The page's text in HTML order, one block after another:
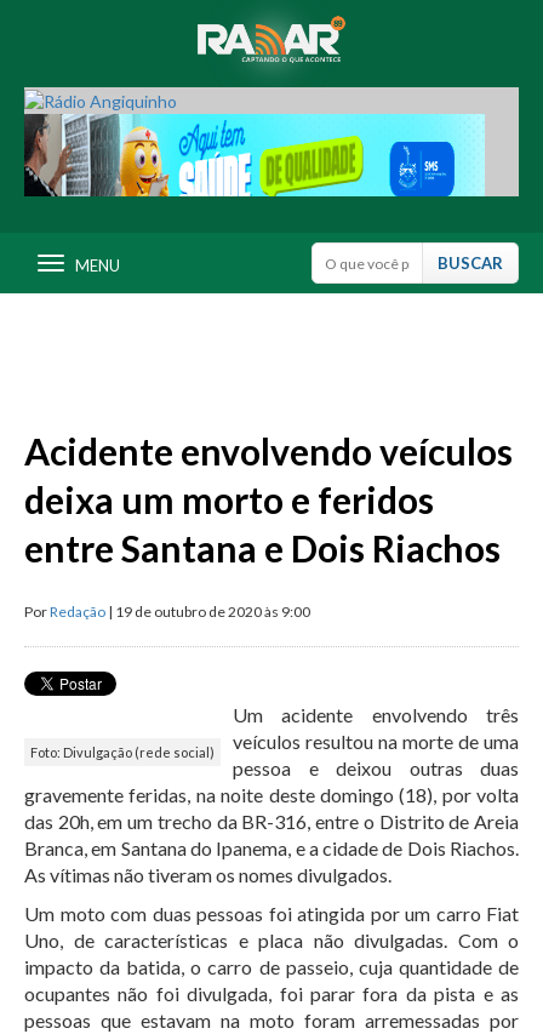
MENU
Acidente envolvendo veículos
deixa um morto e feridos
entre Santana e Dois Riachos
PorRedação | 19 de outubro de 2020 às 9:00
Foto: Divulgação (rede social)
Um acidente envolvendo três
veículos resultou na morte de uma
pessoa e deixou outras duas
gravemente feridas, na noite deste domingo (18), por volta
das 20h, em um trecho da BR-316, entre o Distrito de Areia
Branca, em Santana do Ipanema, e a cidade de Dois Riachos.
As vítimas não tiveram os nomes divulgados.
Um moto com duas pessoas foi atingida por um carro Fiat
Uno, de características e placa não divulgadas. Com o
impacto da batida, o carro de passeio, cuja quantidade de
ocupantes não foi divulgada, foi parar fora da pista e as
pessoas que estavam na moto foram arremessadas por